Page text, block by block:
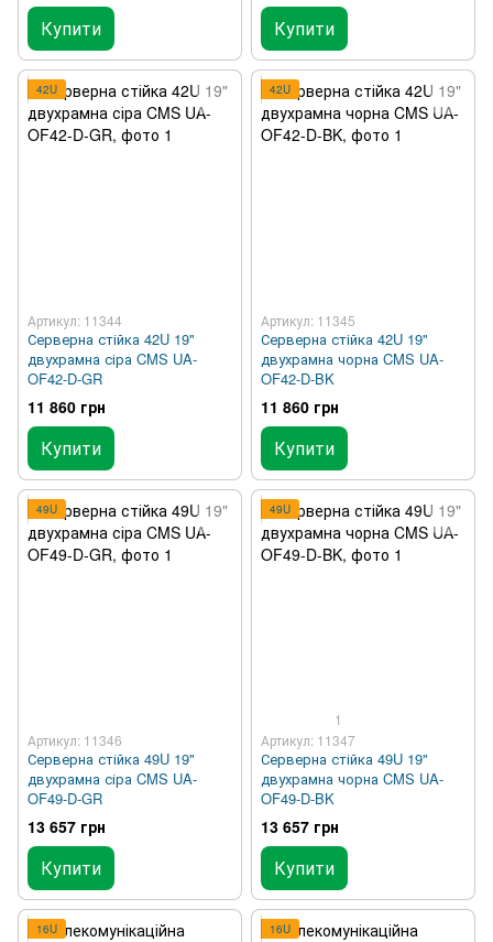
Купити Купити
42U
Артикул: 11344
Серверна стійка 42U 19"
двухрамна сіра CMS UA-
OF42-D-GR
11 860 грн
Купити
42U
Артикул: 11345
Серверна стійка 42U 19"
двухрамна чорна CMS UA-
OF42-D-BK
11 860 грн
Купити
49U
Артикул: 11346
Серверна стійка 49U 19"
двухрамна сіра CMS UA-
OF49-D-GR
13 657 грн
Купити
49U
1
Артикул: 11347
Серверна стійка 49U 19"
двухрамна чорна CMS UA-
OF49-D-BK
13 657 грн
Купити
16U 16U